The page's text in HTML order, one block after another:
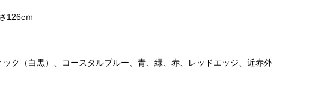
126cｍ
ク（白黒）、コースタルブルー、青、緑、赤、レッドエッジ、近赤外